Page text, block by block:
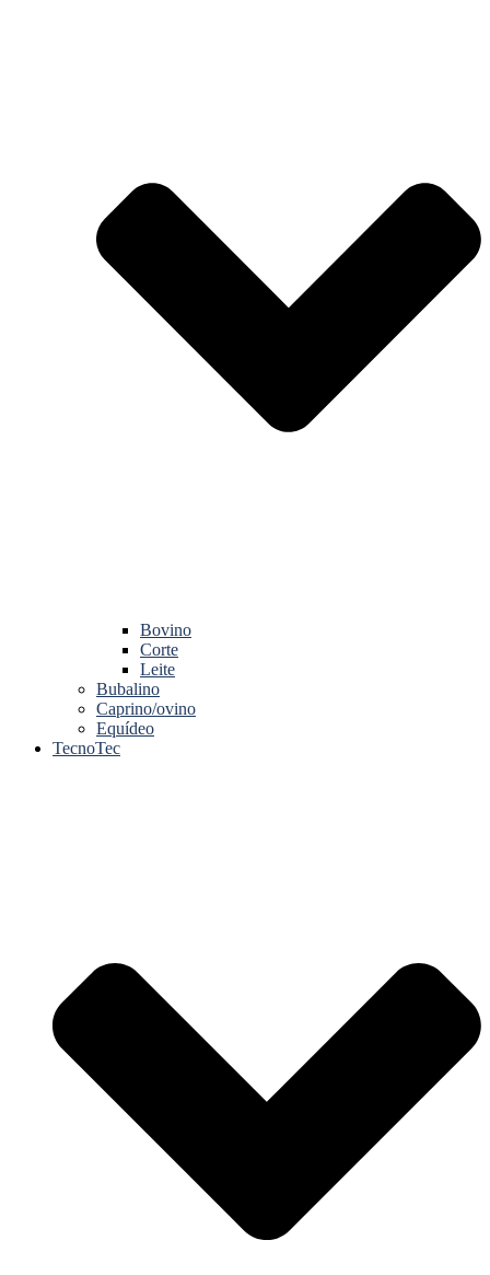
Bovino
Corte
Leite
Bubalino
Caprino/ovino
Equídeo
TecnoTec